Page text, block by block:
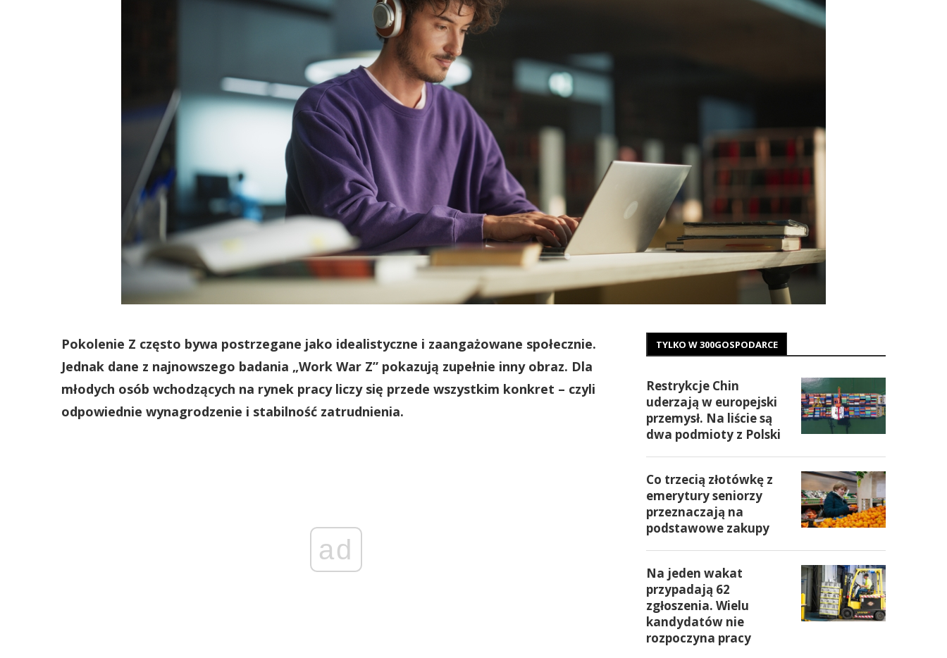
Pokolenie Z często bywa postrzegane jako idealistyczne i zaangażowane społecznie.
Jednak dane z najnowszego badania „Work War Z” pokazują zupełnie inny obraz. Dla
młodych osób wchodzących na rynek pracy liczy się przede wszystkim konkret – czyli
odpowiednie wynagrodzenie i stabilność zatrudnienia.
ad
TYLKO W 300GOSPODARCE
Restrykcje Chin
uderzają w europejski
przemysł. Na liście są
dwa podmioty z Polski
Co trzecią złotówkę z
emerytury seniorzy
przeznaczają na
podstawowe zakupy
Na jeden wakat
przypadają 62
zgłoszenia. Wielu
kandydatów nie
rozpoczyna pracy